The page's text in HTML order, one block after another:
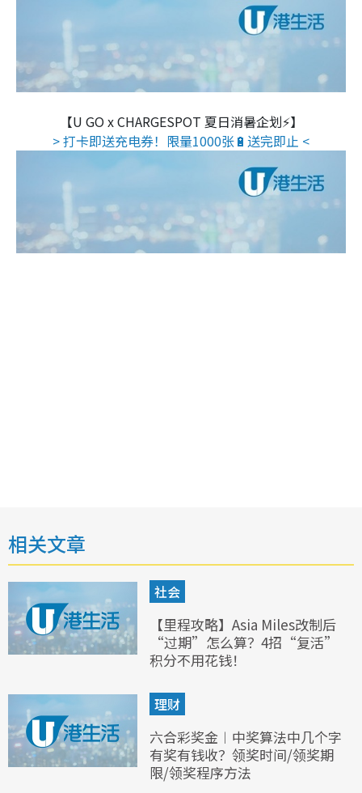
【U GO x CHARGESPOT 夏日消暑企划⚡】
> 打卡即送充电券！限量1000张🔋送完即止 <
相关文章
社会
【里程攻略】Asia Miles改制后
“过期”怎么算？4招“复活”
积分不用花钱！
理财
六合彩奖金︱中奖算法中几个字
有奖有钱收？领奖时间/领奖期
限/领奖程序方法